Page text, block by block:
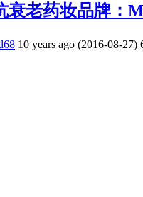
衰老药妆品牌：
10 years ago (2016-08-27)